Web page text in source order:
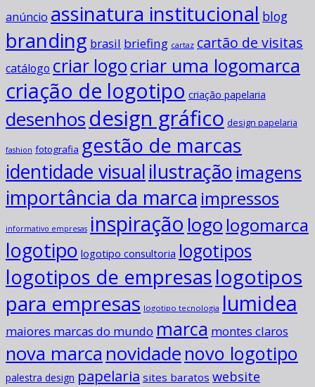
anúncio assinatura institucional blog
branding brasil briefing cartaz cartão de visitas
catálogo criar logocriar uma logomarca
criação de logotipo criação papelaria
desenhosdesign gráfico design papelaria
fashion fotografia gestão de marcas
identidade visualilustração imagens
importância da marca impressos
informativo empresas inspiração logo logomarca
logotipo logotipo consultoria logotipos
logotipos de empresaslogotipos
para empresas logotipo tecnologia lumidea
maiores marcas do mundo marca montes claros
nova marca novidade novo logotipo
palestra design papelaria sites baratos website